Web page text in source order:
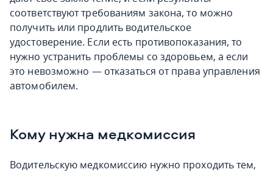
соответствуют требованиям закона, то можно
получить или продлить водительское
удостоверение. Если есть противопоказания, то
нужно устранить проблемы со здоровьем, а если
это невозможно — отказаться от права управления
автомобилем.
Кому нужна медкомиссия
Водительскую медкомиссию нужно проходить тем,